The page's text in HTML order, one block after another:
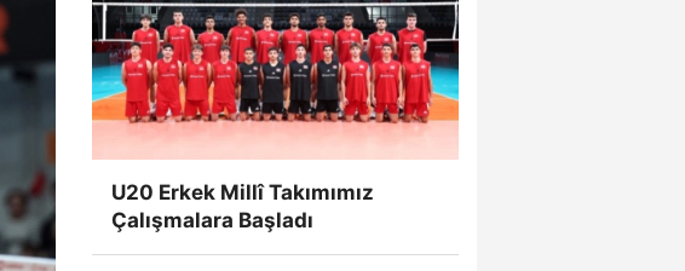
U20 Erkek Millî Takımımız
Çalışmalara Başladı